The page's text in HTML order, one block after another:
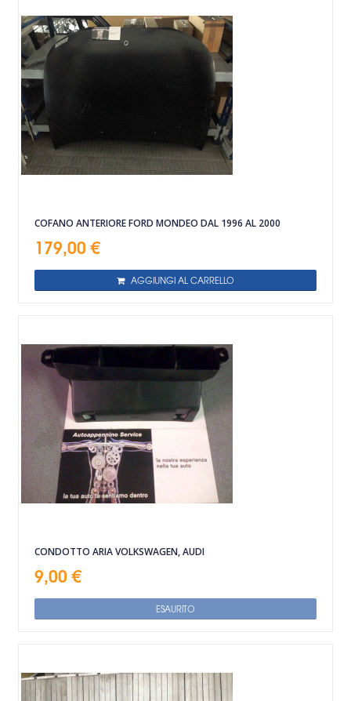
COFANO ANTERIORE FORD MONDEO DAL 1996 AL 2000
179,00 €
AGGIUNGI AL CARRELLO
CONDOTTO ARIA VOLKSWAGEN, AUDI
9,00 €
ESAURITO